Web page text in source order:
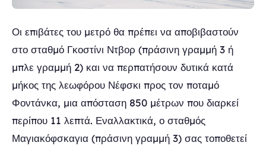
Οι επιβάτες του μετρό θα πρέπει να αποβιβαστούν
στο σταθμό Γκοστίνι Ντβορ (πράσινη γραμμή 3 ή
μπλε γραμμή 2) και να περπατήσουν δυτικά κατά
μήκος της λεωφόρου Νέφσκι προς τον ποταμό
Φοντάνκα, μια απόσταση 850 μέτρων που διαρκεί
περίπου 11 λεπτά. Εναλλακτικά, ο σταθμός
Μαγιακόφσκαγια (πράσινη γραμμή 3) σας τοποθετεί